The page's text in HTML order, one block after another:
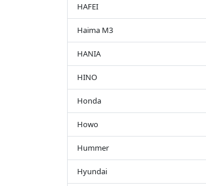
HAFEI
Haima M3
HANIA
HINO
Honda
Howo
Hummer
Hyundai